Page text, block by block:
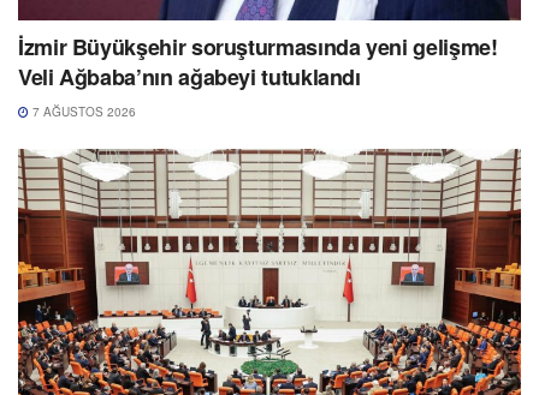
İzmir Büyükşehir soruşturmasında yeni gelişme!
Veli Ağbaba’nın ağabeyi tutuklandı
7 AĞUSTOS 2026